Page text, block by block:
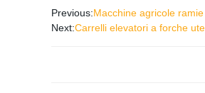
Previous:Macchine agricole
Next:Carrelli elevatori a forche